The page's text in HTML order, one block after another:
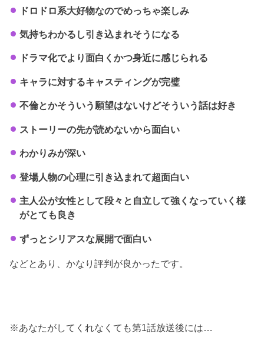
ドロドロ系大好物なのでめっちゃ楽しみ
気持ちわかるし引き込まれそうになる
ドラマ化でより面白くかつ身近に感じられる
キャラに対するキャスティングが完璧
不倫とかそういう願望はないけどそういう話は好き
ストーリーの先が読めないから面白い
わかりみが深い
登場人物の心理に引き込まれて超面白い
主人公が女性として段々と自立して強くなっていく様
がとても良き
ずっとシリアスな展開で面白い
などとあり、かなり評判が良かったです。
※あなたがしてくれなくても第1話放送後には…